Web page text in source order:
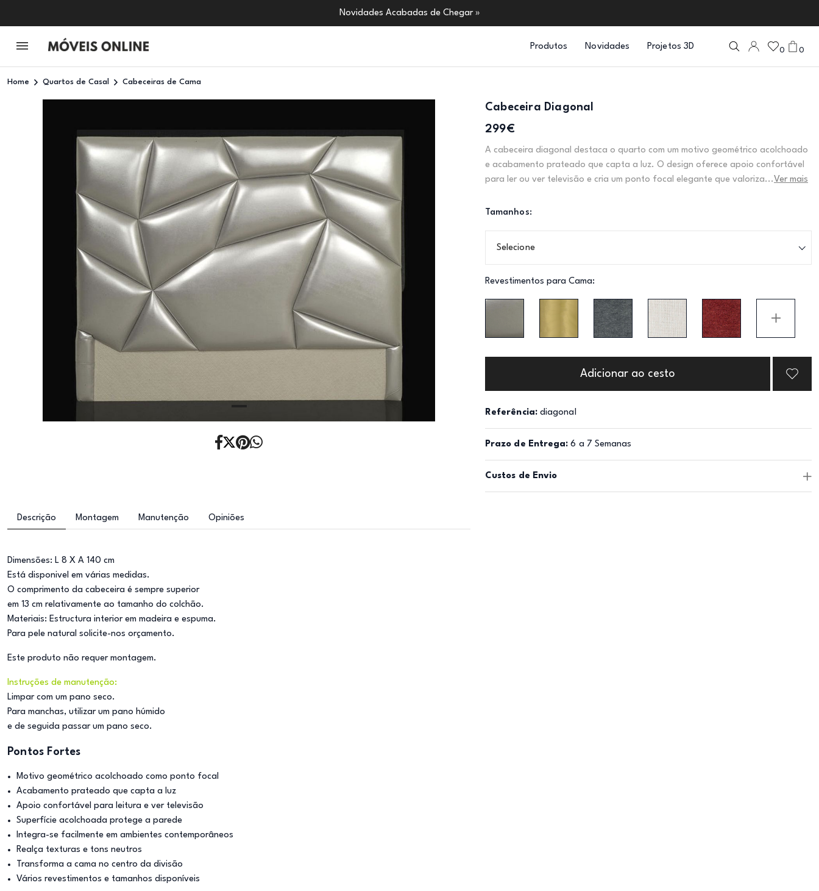
Novidades Acabadas de Chegar »
Produtos Novidades Projetos 3D 0 0
Home Quartos de Casal Cabeceiras de Cama
Cabeceira Diagonal
299€
A cabeceira diagonal destaca o quarto com um motivo geométrico acolchoado
e acabamento prateado que capta a luz. O design oferece apoio confortável
para ler ou ver televisão e cria um ponto focal elegante que valoriza... Ver mais
Tamanhos:
Selecione
Revestimentos para Cama:
Adicionar ao cesto
Referência: diagonal
Prazo de Entrega: 6 a 7 Semanas
Custos de Envio
Descrição Montagem Manutenção Opiniões
Dimensões: L 8 X A 140 cm
Está disponivel em várias medidas.
O comprimento da cabeceira é sempre superior
em 13 cm relativamente ao tamanho do colchão.
Materiais: Estructura interior em madeira e espuma.
Para pele natural solicite-nos orçamento.
Este produto não requer montagem.
Instruções de manutenção:
Limpar com um pano seco.
Para manchas, utilizar um pano húmido
e de seguida passar um pano seco.
Pontos Fortes
Motivo geométrico acolchoado como ponto focal
Acabamento prateado que capta a luz
Apoio confortável para leitura e ver televisão
Superfície acolchoada protege a parede
Integra-se facilmente em ambientes contemporâneos
Realça texturas e tons neutros
Transforma a cama no centro da divisão
Vários revestimentos e tamanhos disponíveis